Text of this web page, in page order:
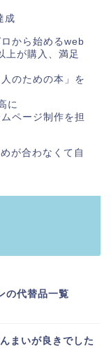
成
から始めるweb
が購入、満足
のための本」を
に
ページ制作を担
が合わなくて自
の代替品一覧
まいが良きでした